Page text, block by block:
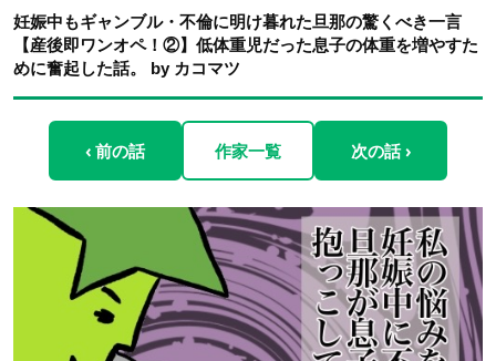
妊娠中もギャンブル・不倫に明け暮れた旦那の驚くべき一言
【産後即ワンオペ！②】低体重児だった息子の体重を増やすた
めに奮起した話。 by カコマツ
‹ 前の話 作家一覧 次の話 ›